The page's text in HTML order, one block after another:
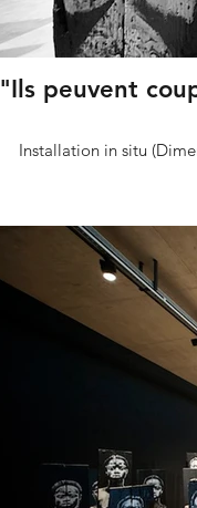
"Ils peuvent
Installation in situ